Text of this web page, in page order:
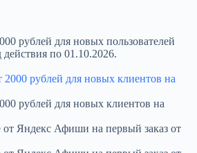
рублей для новых пользователей
по 01.10.2026.
рублей для новых клиентов на
Яндекс Афиши на первый заказ от